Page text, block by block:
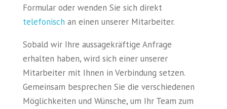
Formular oder wenden Sie sich direkt
telefonischan einen unserer Mitarbeiter.
Sobald wir Ihre aussagekräftige Anfrage
erhalten haben, wird sich einer unserer
Mitarbeiter mit Ihnen in Verbindung setzen.
Gemeinsam besprechen Sie die verschiedenen
Möglichkeiten und Wünsche, um Ihr Team zum